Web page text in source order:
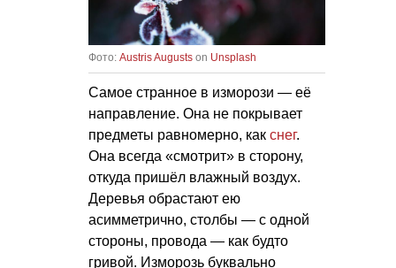
Фото: Austris Augusts on Unsplash
Самое странное в изморози — её
направление. Она не покрывает
предметы равномерно, как снег.
Она всегда «смотрит» в сторону,
откуда пришёл влажный воздух.
Деревья обрастают ею
асимметрично, столбы — с одной
стороны, провода — как будто
гривой. Изморозь буквально